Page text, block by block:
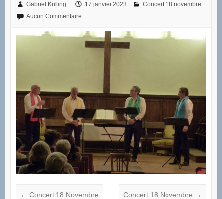
Gabriel Kulling 17 janvier 2023
Concert 18 novembre
Aucun Commentaire
← Concert 18 Novembre Concert 18 Novembre →